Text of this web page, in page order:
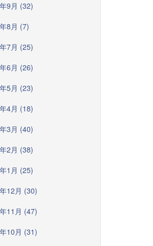
9月 (32)
8月 (7)
7月 (25)
6月 (26)
5月 (23)
4月 (18)
3月 (40)
2月 (38)
1月 (25)
12月 (30)
11月 (47)
10月 (31)